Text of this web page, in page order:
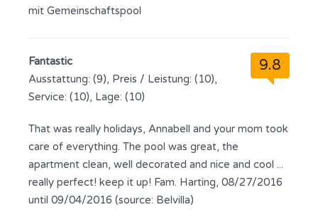
mit Gemeinschaftspool
9.8
Fantastic
Ausstattung: (9), Preis / Leistung: (10),
Service: (10), Lage: (10)
That was really holidays, Annabell and your mom took
care of everything. The pool was great, the
apartment clean, well decorated and nice and cool ...
really perfect! keep it up! Fam. Harting, 08/27/2016
until 09/04/2016 (source: Belvilla)